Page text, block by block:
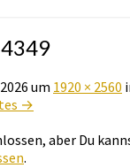
um 1920 × 2560
→
aber Du
.